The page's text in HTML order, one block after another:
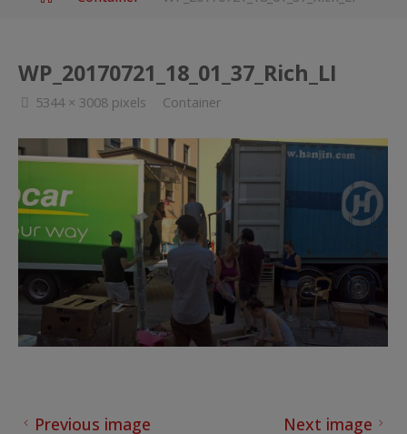
WP_20170721_18_01_37_Rich_LI
Full5344 × 3008 pixels Container
Previous image Next image